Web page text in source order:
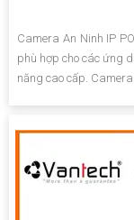
Camera An Ninh IP
phù hợp cho các ứng
năng cao cấp. Camera